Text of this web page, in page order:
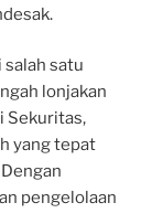
satu
lonjakan
Sekuritas,
yang tepat
pengelolaan